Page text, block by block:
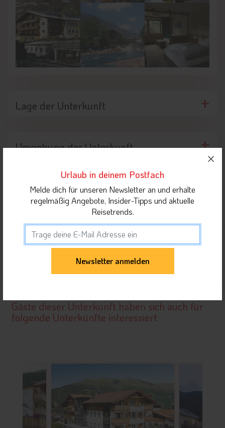
Lage der Unterkunft
Umgebung der Unterkunft
Highlights in der Nähe
Orte in Tirol West
Gäste dieser Unterkunft haben sich auch für
folgende Unterkünfte interessiert
Urlaub in deinem Postfach
Melde dich für unseren Newsletter an und erhalte
regelmäßig Angebote, Insider-Tipps und aktuelle
Reisetrends.